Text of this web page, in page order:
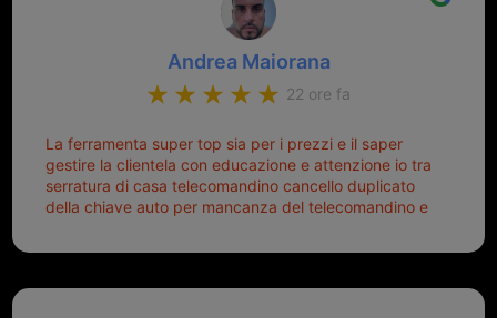
Andrea Maiorana
22 ore fa
La ferramenta super top sia per i prezzi e il saper
gestire la clientela con educazione e attenzione io tra
serratura di casa telecomandino cancello duplicato
della chiave auto per mancanza del telecomandino e
meglio ferramenta de ostia e poi il prorietario il signor